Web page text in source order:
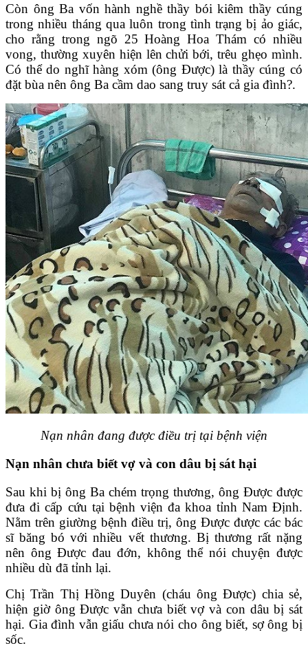
Còn ông Ba vốn hành nghề thầy bói kiêm thầy cúng
trong nhiều tháng qua luôn trong tình trạng bị ảo giác,
cho rằng trong ngõ 25 Hoàng Hoa Thám có nhiều
vong, thường xuyên hiện lên chửi bới, trêu ghẹo mình.
Có thể do nghĩ hàng xóm (ông Được) là thầy cúng có
đặt bùa nên ông Ba cầm dao sang truy sát cả gia đình?.
Nạn nhân đang được điều trị tại bệnh viện
Nạn nhân chưa biết vợ và con dâu bị sát hại
Sau khi bị ông Ba chém trọng thương, ông Được được
đưa đi cấp cứu tại bệnh viện đa khoa tỉnh Nam Định.
Nằm trên giường bệnh điều trị, ông Được được các bác
sĩ băng bó với nhiều vết thương. Bị thương rất nặng
nên ông Được đau đớn, không thể nói chuyện được
nhiều dù đã tỉnh lại.
Chị Trần Thị Hồng Duyên (cháu ông Được) chia sẻ,
hiện giờ ông Được vẫn chưa biết vợ và con dâu bị sát
hại. Gia đình vẫn giấu chưa nói cho ông biết, sợ ông bị
sốc.